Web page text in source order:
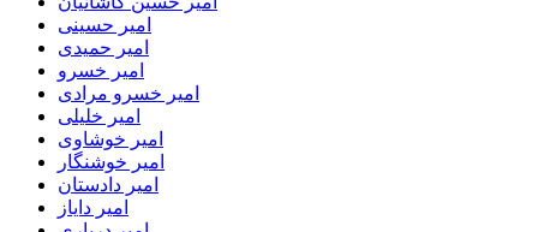
امیر حسینی
امیر حمیدی
امیر خسرو
امیر خسرو مرادی
امیر خلیلی
امیر خوشاوی
امیر خوشنگار
امیر دادستان
امیر دایاز